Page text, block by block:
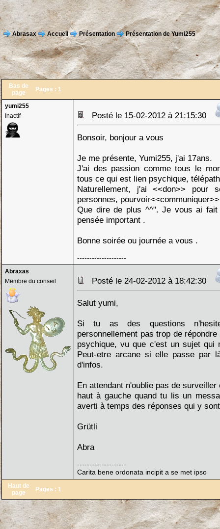
Abrasax Accueil Présentation Présentation de Yumi255
Bas de
page
Pages : 1
yumi255
Inactif
Posté le 15-02-2012 à 21:15:30
Bonsoir, bonjour a vous
Je me présente, Yumi255, j'ai 17ans.
J'ai des passion comme tous le
tous ce qui est lien psychique,
Naturellement, j'ai <<don>> pour
personnes,
Que dire de plus ^^". Je vous ai
pensée important .
Bonne soirée ou journée a vous .
--------------------
Abraxas
Membre du conseil
Posté le 24-02-2012 à 18:42:30
Salut yumi,
Si tu as des questions
personnellement pas trop de
psychique, vu que c'est un sujet qui
Peut-etre arcane si elle passe par
d'infos.
En attendant n'oublie pas de
haut à gauche quand tu lis un
averti à temps des réponses qui y
Grütli
Abra
--------------------
Carita bene ordonata incipit a se met ipso
Haut de
page
Pages : 1